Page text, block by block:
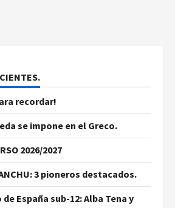
recordar!
se impone en el Greco.
2026/2027
3 pioneros destacados.
España sub-12: Alba Tena y